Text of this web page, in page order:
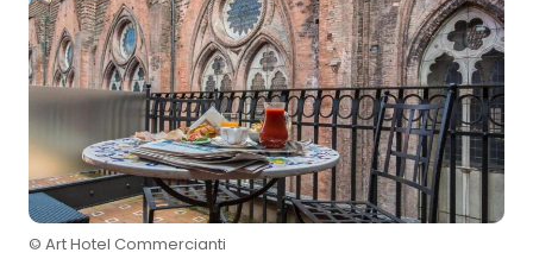
© Art Hotel Commercianti